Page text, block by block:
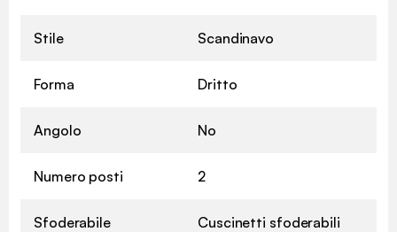
Stile Scandinavo
Forma Dritto
Angolo No
Numero posti 2
Sfoderabile Cuscinetti sfoderabili